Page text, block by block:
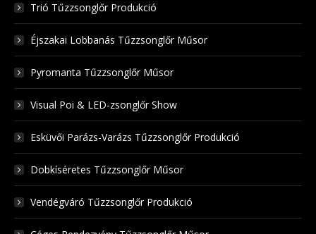
Trió Tűzzsonglőr Produkció
Éjszakai Lobbanás Tűzzsonglőr Műsor
Pyromanta Tűzzsonglőr Műsor
Visual Poi & LED-zsonglőr Show
Esküvői Parázs-Varázs Tűzzsonglőr Produkció
Dobkíséretes Tűzzsonglőr Műsor
Vendégváró Tűzzsonglőr Produkció